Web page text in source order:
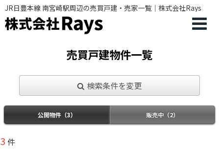
JR日豊本線 南宮崎駅周辺の売買戸建・売家一覧｜株式会社Rays
売買戸建物件一覧
検索条件を変更
公開物件（3） 販売中（2）
3 件